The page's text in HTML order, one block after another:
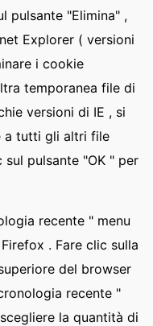
pulsante "Elimina" ,
Explorer ( versioni
i cookie
temporanea file di
versioni di IE , si
a tutti gli altri file
pulsante "OK " per
recente " menu
. Fare clic sulla
del browser
recente "
la quantità di